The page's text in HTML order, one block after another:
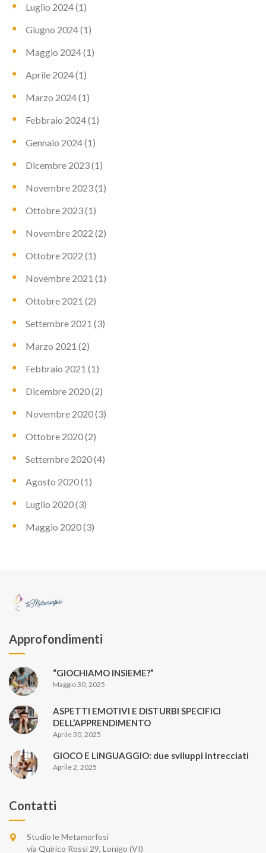
Luglio 2024(1)
Giugno 2024(1)
Maggio 2024(1)
Aprile 2024(1)
Marzo 2024(1)
Febbraio 2024(1)
Gennaio 2024(1)
Dicembre 2023(1)
Novembre 2023(1)
Ottobre 2023(1)
Novembre 2022 (2)
Ottobre 2022 (1)
Novembre 2021 (1)
Ottobre 2021 (2)
Settembre 2021 (3)
Marzo 2021 (2)
Febbraio 2021 (1)
Dicembre 2020(2)
Novembre 2020(3)
Ottobre 2020(2)
Settembre 2020(4)
Agosto 2020(1)
Luglio 2020(3)
Maggio 2020(3)
Approfondimenti
“GIOCHIAMO INSIEME?”
Maggio 30, 2025
ASPETTI EMOTIVI E DISTURBI SPECIFICI
DELL’APPRENDIMENTO
Aprile 30, 2025
GIOCO E LINGUAGGIO: due sviluppi intrecciati
Aprile 2, 2025
Contatti
Studio le Metamorfosi
via Quirico Rossi 29, Lonigo (VI)